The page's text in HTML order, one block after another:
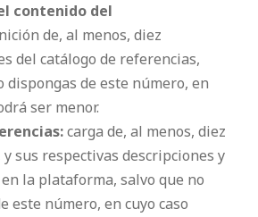
contenido del
de, al menos, diez
del catálogo de referencias,
dispongas de este número, en
ser menor.
carga de, al menos, diez
sus respectivas descripciones y
la plataforma, salvo que no
este número, en cuyo caso